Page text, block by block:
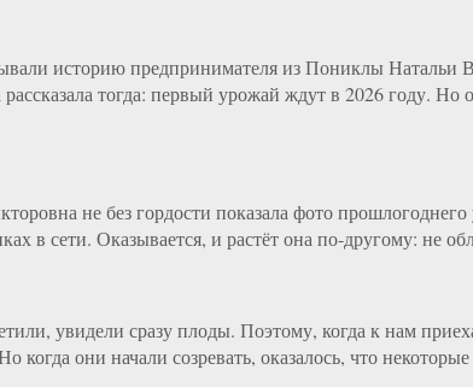
историю предпринимателя из Пониклы Натальи
тогда: первый урожай ждут в 2026 году.
не без гордости показала фото
в сети. Оказывается, и растёт она по-другому: не
увидели сразу плоды. Поэтому, когда к нам
когда они начали созревать, оказалось, что